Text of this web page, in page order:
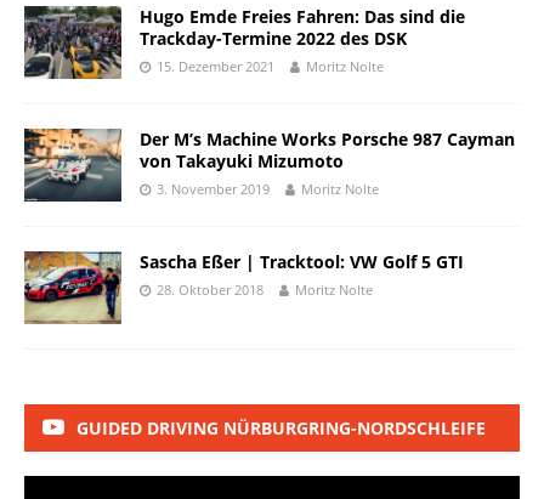
Hugo Emde Freies Fahren: Das sind die
Trackday-Termine 2022 des DSK
15. Dezember 2021 Moritz Nolte
Der M’s Machine Works Porsche 987 Cayman
von Takayuki Mizumoto
3. November 2019 Moritz Nolte
Sascha Eßer | Tracktool: VW Golf 5 GTI
28. Oktober 2018 Moritz Nolte
GUIDED DRIVING NÜRBURGRING-NORDSCHLEIFE